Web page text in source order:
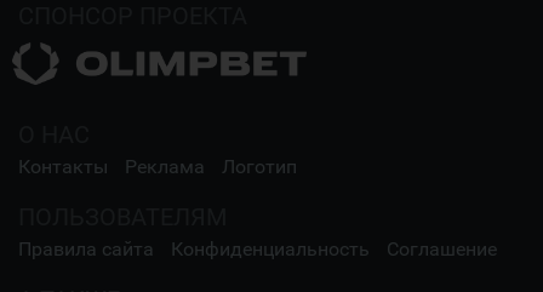
Контакты Реклама Логотип
Правила сайта Конфиденциальность Соглашение